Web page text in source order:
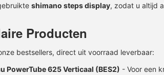
shimano steps display, zodat u altijd
Producten
bestsellers, direct uit voorraad leverbaar:
PowerTube 625 Verticaal (BES2) - Voor een